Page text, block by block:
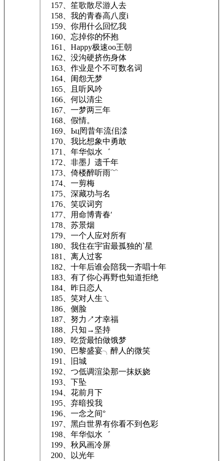
157、笙歌散尽游人去
158、我的青春高八度i
159、你用什么回忆我
160、忘掉你的怀抱
161、Happy极速oo王朝
162、没沟硬挤伤身体
163、作业是个不可数名词
164、闺怨无梦
165、且听风吟
166、何以清尘
167、一梦两三年
168、假情。
169、Ьц罔昔年流佀渁
170、我比想象中勇敢
171、年华似水゛
172、非墨丿遗千年
173、倚楼醉听雨﹌
174、一剪梅
175、深藏功与名
176、笑叹词穷
177、用命博青春′
178、苏景烟
179、一个人应对所有
180、我住在宇宙最孤独的`星
181、离人过客
182、十年后谁会陪我一齐唱十年
183、有了你心再野也知道拒绝
184、昨日恋人
185、笑对人生ㄟ
186、侧脸
187、努力↗才幸福
188、只知→坚持
189、吃货最怕做饿梦
190、巴黎盛宴╮醉人的微笑
191、旧城
192、つ低调渲染那一抹妖娆ゝ
193、下坠
194、花前月下
195、弃暗投我
196、一念之间°
197、黑白世界有你看不到色彩
198、年华似水゛
199、秋风画冷屏
200、以光年